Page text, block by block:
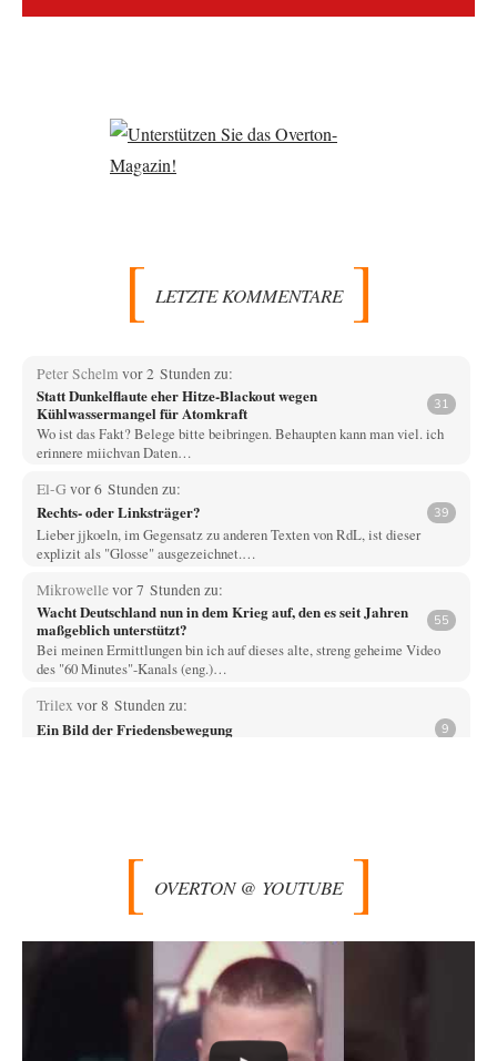
LETZTE KOMMENTARE
Peter Schelm vor 2 Stunden zu:
Statt Dunkelflaute eher Hitze-Blackout wegen
Kühlwassermangel für Atomkraft
31
Wo ist das Fakt? Belege bitte beibringen. Behaupten kann man viel. ich
erinnere miichvan Daten…
El-Gvor 6 Stunden zu:
Rechts- oder Linksträger? 39
Lieber jjkoeln, im Gegensatz zu anderen Texten von RdL, ist dieser
explizit als "Glosse" ausgezeichnet.…
Mikrowellevor 7 Stunden zu:
Wacht Deutschland nun in dem Krieg auf, den es seit Jahren
maßgeblich unterstützt?
55
Bei meinen Ermittlungen bin ich auf dieses alte, streng geheime Video
des "60 Minutes"-Kanals (eng.)…
Trilex vor 8 Stunden zu:
Ein Bild der Friedensbewegung 9
vor 10 Stunden zu:
Geheimhaltung
35
Der Deep-State braucht Feinde wie ein Fisch das Wasser. Und nichts
erschafft bessere Feinde als…
Ferdinand Wohlgewiehert
vor 11 Stunden zu:
Wie arm sind wir, Herr Schneider?
OVERTON @ YOUTUBE